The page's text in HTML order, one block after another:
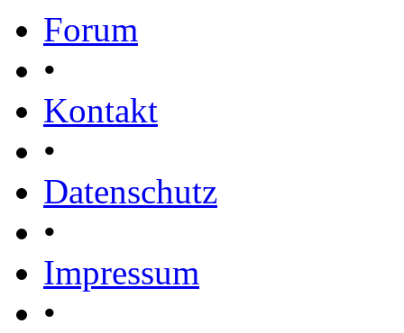
Forum
•
Kontakt
•
Datenschutz
•
Impressum
•